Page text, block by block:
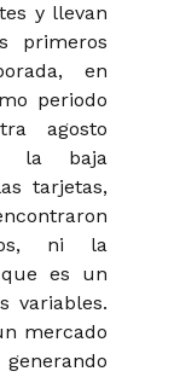
y llevan
primeros
en
periodo
agosto
la baja
tarjetas,
ni la
es un
variables.
mercado